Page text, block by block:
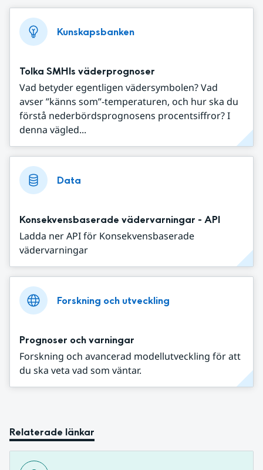
Kunskapsbanken
Tolka SMHIs väderprognoser
Vad betyder egentligen vädersymbolen? Vad
avser ”känns som”-temperaturen, och hur ska du
förstå nederbördsprognosens procentsiffror? I
denna vägled...
Data
Konsekvensbaserade vädervarningar - API
Ladda ner API för Konsekvensbaserade
vädervarningar
Forskning och utveckling
Prognoser och varningar
Forskning och avancerad modellutveckling för att
du ska veta vad som väntar.
Relaterade länkar